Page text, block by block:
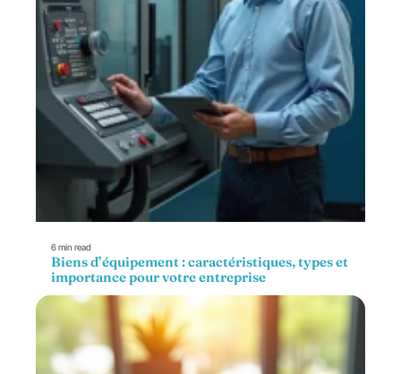
6 min read
Biens d’équipement : caractéristiques, types et
importance pour votre entreprise